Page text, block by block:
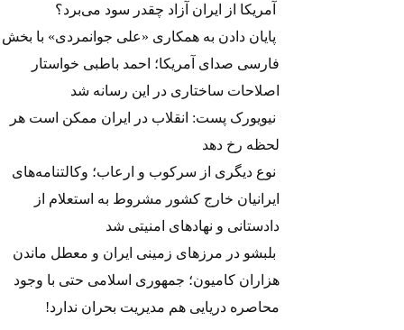
آمریکا از ایران آزاد چقدر سود می‌برد؟
پایان دادن به همکاری «علی جوانمردی» با بخش
فارسی صدای آمریکا؛ احمد باطبی خواستار
اصلاحات ساختاری در این رسانه شد
نیویورک پست: انقلاب در ایران ممکن است هر
لحظه رخ دهد
نوع دیگری از سرکوب و ارعاب؛ وکالتنامه‌های
ایرانیان خارج کشور مشروط به استعلام از
دادستانی و نهادهای امنیتی شد
بلبشو در مرزهای زمینی ایران و معطل ماندن
هزاران کامیون؛ جمهوری اسلامی حتی با وجود
محاصره دریایی هم مدیریت بحران ندارد!